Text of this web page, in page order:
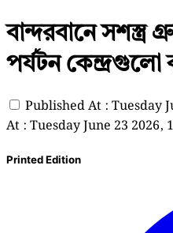
বান্দরবানে সশস্ত্র
পর্যটন কেন্দ্রগুলো
Published At : Tuesday
At : Tuesday June 23 2026,
Printed Edition